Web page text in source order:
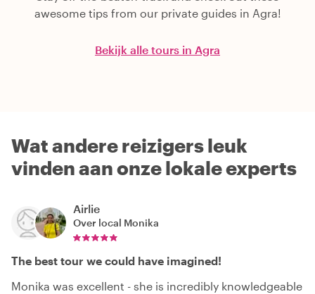
awesome tips from our private guides in Agra!
Bekijk alle tours in Agra
Wat andere reizigers leuk
vinden aan onze lokale experts
Airlie
Over local Monika
The best tour we could have imagined!
Monika was excellent - she is incredibly knowledgeable